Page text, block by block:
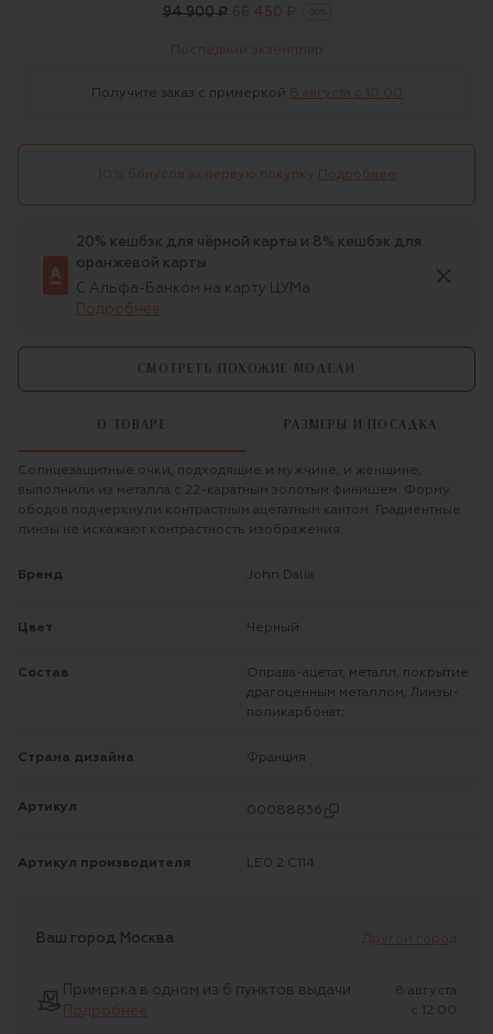
94 900 ₽ 66 450 ₽ %
Последний экземпляр
Получите заказ с примеркой 8 августа c 10:00
10% бонусов за первую покупку Подробнее
20% кешбэк для чёрной карты и 8% кешбэк для
оранжевой карты
С Альфа-Банком на карту ЦУМа
Подробнее
СМОТРЕТЬ ПОХОЖИЕ МОДЕЛИ
О ТОВАРЕ РАЗМЕРЫ И ПОСАДКА
Солнцезащитные очки, подходящие и мужчине, и женщине,
выполнили из металла с 22-каратным золотым финишем. Форму
ободов подчеркнули контрастным ацетатным кантом. Градиентные
линзы не искажают контрастность изображения.
Бренд John Dalia
Цвет Черный
Состав
Оправа-ацетат, металл, покрытие
драгоценным металлом; Линзы-
поликарбонат;
Страна дизайна Франция
Артикул 00088836
Артикул производителя LE0 2 C114
Ваш город Москва Другой город
Примерка в одном из 6 пунктов выдачи
Подробнее
8 августа
c 12:00